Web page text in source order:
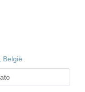
België